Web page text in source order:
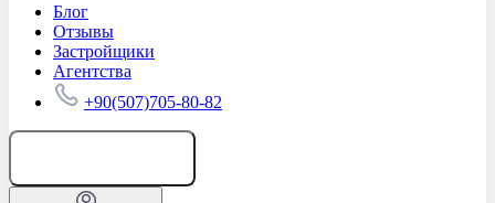
Блог
Отзывы
Застройщики
Агентства
+90(507)705-80-82